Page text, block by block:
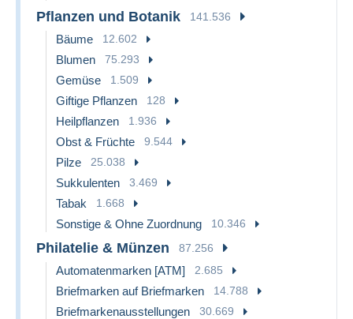
Pflanzen und Botanik 141.536
Bäume 12.602
Blumen 75.293
Gemüse 1.509
Giftige Pflanzen 128
Heilpflanzen 1.936
Obst & Früchte 9.544
Pilze 25.038
Sukkulenten 3.469
Tabak 1.668
Sonstige & Ohne Zuordnung 10.346
Philatelie & Münzen 87.256
Automatenmarken [ATM] 2.685
Briefmarken auf Briefmarken 14.788
Briefmarkenausstellungen 30.669